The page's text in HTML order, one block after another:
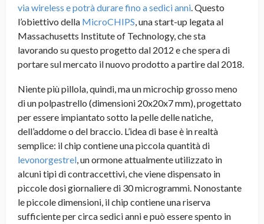
via wireless e potrà durare fino a sedici anni. Questo
l’obiettivo della MicroCHIPS, una start-up legata al
Massachusetts Institute of Technology, che sta
lavorando su questo progetto dal 2012 e che spera di
portare sul mercato il nuovo prodotto a partire dal 2018.
Niente più pillola, quindi, ma un microchip grosso meno
di un polpastrello (dimensioni 20x20x7 mm), progettato
per essere impiantato sotto la pelle delle natiche,
dell’addome o del braccio. L’idea di base è in realtà
semplice: il chip contiene una piccola quantità di
levonorgestrel, un ormone attualmente utilizzato in
alcuni tipi di contraccettivi, che viene dispensato in
piccole dosi giornaliere di 30 microgrammi. Nonostante
le piccole dimensioni, il chip contiene una riserva
sufficiente per circa sedici anni e può essere spento in